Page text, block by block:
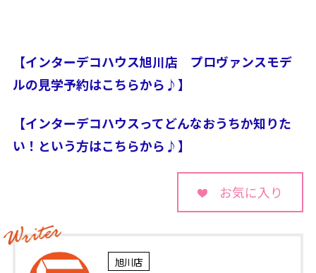
【インターデコハウス旭川店　プロヴァンスモデ
ルの見学予約はこちらから♪】
【インターデコハウスってどんなおうちか知りた
い！という方はこちらから♪】
お気に入り
旭川店